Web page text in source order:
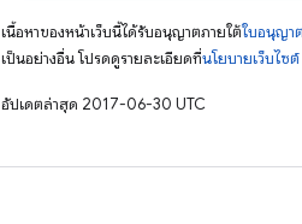
เนื้อหาของหน้าเว็บนี้ได้รับอนุญาตภายใต้ใบอนุญา
เป็นอย่างอื่น โปรดดูรายละเอียดที่นโยบายเว็บไ
อัปเดตล่าสุด 2017-06-30 UTC